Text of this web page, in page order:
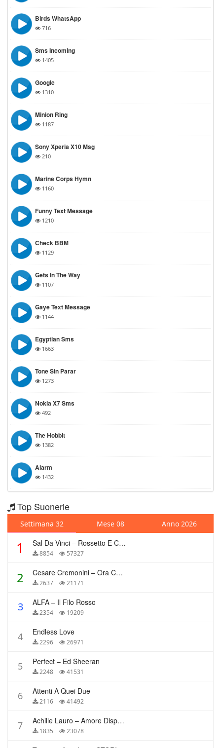
Birds WhatsApp
716
Sms Incoming
1405
Google
1310
Minion Ring
1187
Sony Xperia X10 Msg
210
Marine Corps Hymn
1160
Funny Text Message
1210
Check BBM
1129
Gets In The Way
1107
Gaye Text Message
1144
Egyptian Sms
1663
Tone Sin Parar
1273
Nokia X7 Sms
492
The Hobbit
1382
Alarm
1432
Top Suonerie
Settimana 32 Mese 08 Anno 2026
1 Sal Da Vinci – Rossetto E Caffè
8854 57327
2 Cesare Cremonini – Ora Che Non Ho Più Te
2637 21171
3 ALFA – Il Filo Rosso
2354 19209
4 Endless Love
2296 26971
5 Perfect – Ed Sheeran
2248 41531
6 Attenti A Quei Due
2116 41492
7 Achille Lauro – Amore Disperato
1835 23078